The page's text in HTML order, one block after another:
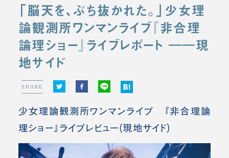
「脳天を、ぶち抜かれた。」少女理
論観測所ワンマンライブ『非合理
論理ショー』ライブレポート ――現
地サイド
SHARE
少女理論観測所ワンマンライブ 『非合理論
理ショー』ライブレビュー(現地サイド)